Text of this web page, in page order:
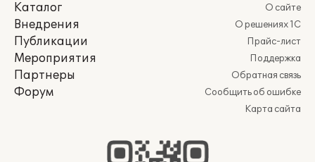
Каталог
Внедрения
Публикации
Мероприятия
Партнеры
Форум
О сайте
О решениях 1С
Прайс-лист
Поддержка
Обратная связь
Сообщить об ошибке
Карта сайта